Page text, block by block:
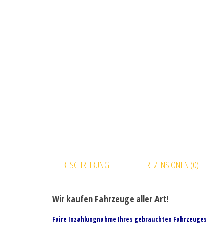
BESCHREIBUNG REZENSIONEN (0)
Wir kaufen Fahrzeuge aller Art!
Faire Inzahlungnahme Ihres gebrauchten Fahrzeuges